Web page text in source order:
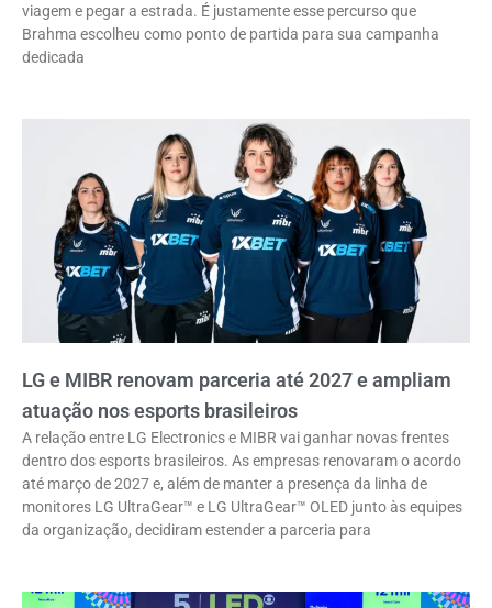
viagem e pegar a estrada. É justamente esse percurso que
Brahma escolheu como ponto de partida para sua campanha
dedicada
LG e MIBR renovam parceria até 2027 e ampliam
atuação nos esports brasileiros
A relação entre LG Electronics e MIBR vai ganhar novas frentes
dentro dos esports brasileiros. As empresas renovaram o acordo
até março de 2027 e, além de manter a presença da linha de
monitores LG UltraGear™ e LG UltraGear™ OLED junto às equipes
da organização, decidiram estender a parceria para